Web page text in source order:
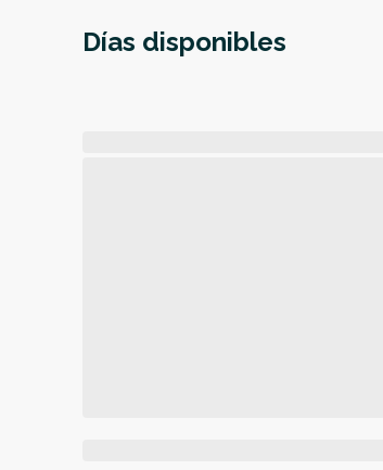
Días disponibles